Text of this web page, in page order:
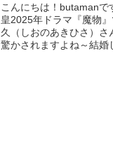
こんにちは！butaman
皇2025年ドラマ『魔物
久（しおのあきひさ）さ
驚かされますよね～結